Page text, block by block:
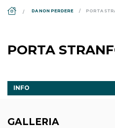
DA NON PERDERE PORTA
PORTA
INFO
GALLERIA